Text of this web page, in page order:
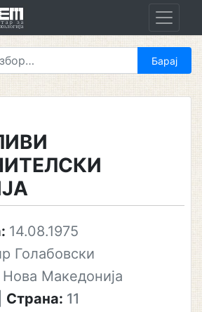
14.08.1975
Голабовски
Нова Македонија
Страна: 11